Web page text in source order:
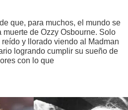
que, para muchos, el mundo se
de Ozzy Osbourne. Solo
y llorado viendo al Madman
logrando cumplir su sueño de
con lo que